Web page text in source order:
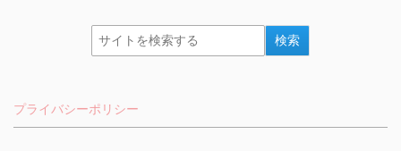
プライバシーポリシー